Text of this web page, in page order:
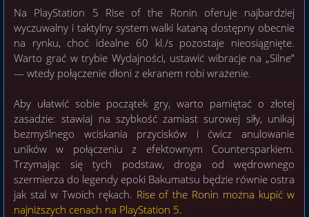
Na PlayStation 5 Rise of the Ronin oferuje najbardziej
wyczuwalny i taktylny system walki kataną dostępny obecnie
na rynku, choć idealne 60 kl./s pozostaje nieosiągnięte.
Warto grać w trybie Wydajności, ustawić wibracje na „Silne”
— wtedy połączenie dłoni z ekranem robi wrażenie.
Aby ułatwić sobie początek gry, warto pamiętać o złotej
zasadzie: stawiaj na szybkość zamiast surowej siły, unikaj
bezmyślnego wciskania przycisków i ćwicz anulowanie
uników w połączeniu z efektownym Countersparkiem.
Trzymając się tych podstaw, droga od wędrownego
szermierza do legendy epoki Bakumatsu będzie równie ostra
jak stal w Twoich rękach. Rise of the Ronin można kupić w
najniższych cenach na PlayStation 5.